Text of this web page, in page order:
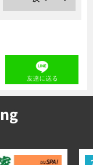
エンタメ